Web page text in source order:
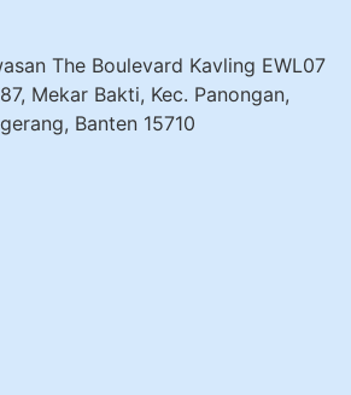
The Boulevard Kavling EWL07
Mekar Bakti, Kec. Panongan,
Banten 15710